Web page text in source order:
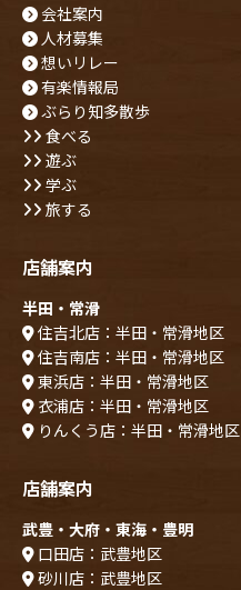
会社案内
人材募集
想いリレー
有楽情報局
ぶらり知多散歩
食べる
遊ぶ
学ぶ
旅する
店舗案内
半田・常滑
住吉北店：半田・常滑地区
住吉南店：半田・常滑地区
東浜店：半田・常滑地区
衣浦店：半田・常滑地区
りんくう店：半田・常滑地区
店舗案内
武豊・大府・東海・豊明
口田店：武豊地区
砂川店：武豊地区